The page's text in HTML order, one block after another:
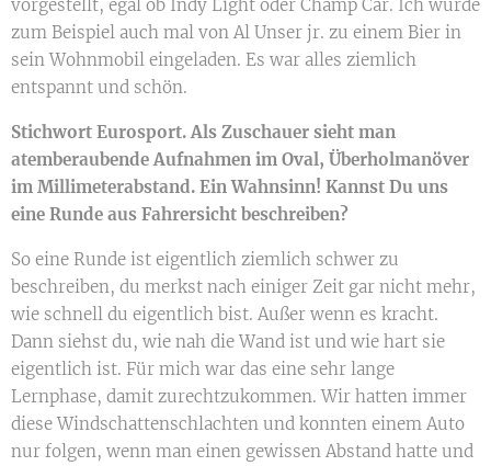
vorgestellt, egal ob Indy Light oder Champ Car. Ich wurde
zum Beispiel auch mal von Al Unser jr. zu einem Bier in
sein Wohnmobil eingeladen. Es war alles ziemlich
entspannt und schön.
Stichwort Eurosport. Als Zuschauer sieht man
atemberaubende Aufnahmen im Oval, Überholmanöver
im Millimeterabstand. Ein Wahnsinn! Kannst Du uns
eine Runde aus Fahrersicht beschreiben?
So eine Runde ist eigentlich ziemlich schwer zu
beschreiben, du merkst nach einiger Zeit gar nicht mehr,
wie schnell du eigentlich bist. Außer wenn es kracht.
Dann siehst du, wie nah die Wand ist und wie hart sie
eigentlich ist. Für mich war das eine sehr lange
Lernphase, damit zurechtzukommen. Wir hatten immer
diese Windschattenschlachten und konnten einem Auto
nur folgen, wenn man einen gewissen Abstand hatte und